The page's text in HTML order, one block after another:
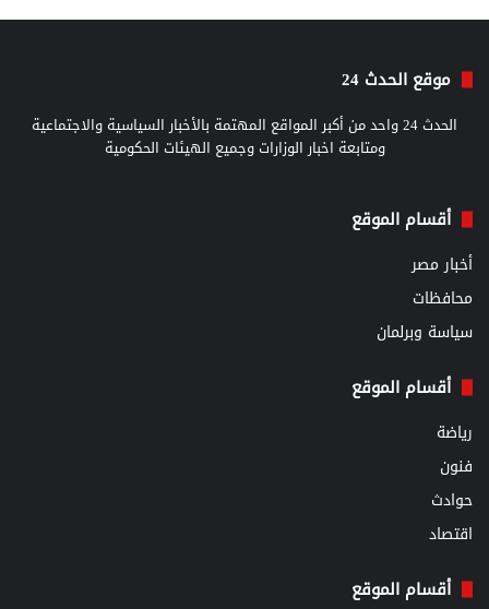
موقع الحدث 24
الحدث 24 واحد من أكبر المواقع المهتمة بالأخبار السياسية والاجتماعية
ومتابعة اخبار الوزارات وجميع الهيئات الحكومية
أقسام الموقع
أخبار مصر
محافظات
سياسة وبرلمان
أقسام الموقع
رياضة
فنون
حوادث
اقتصاد
أقسام الموقع